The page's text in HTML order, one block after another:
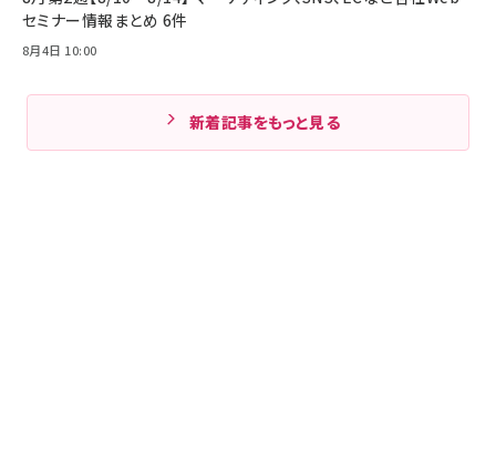
セミナー情報まとめ 6件
8月4日 10:00
新着記事をもっと見る